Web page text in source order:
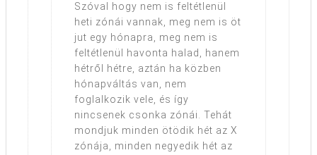
Szóval hogy nem is feltétlenül
heti zónái vannak, meg nem is öt
jut egy hónapra, meg nem is
feltétlenül havonta halad, hanem
hétről hétre, aztán ha közben
hónapváltás van, nem
foglalkozik vele, és így
nincsenek csonka zónái. Tehát
mondjuk minden ötödik hét az X
zónája, minden negyedik hét az